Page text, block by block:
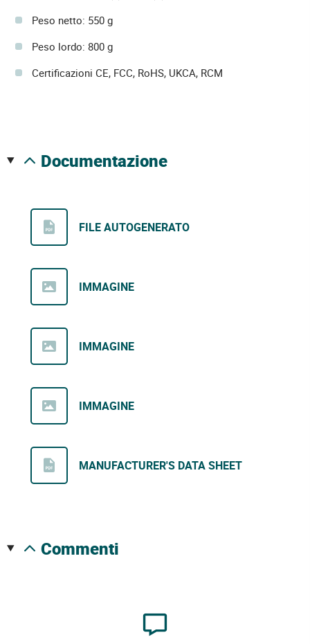
Peso netto: 550 g
Peso lordo: 800 g
Certificazioni CE, FCC, RoHS, UKCA, RCM
documentazione
FILE AUTOGENERATO
IMMAGINE
IMMAGINE
IMMAGINE
MANUFACTURER'S DATA SHEET
commenti